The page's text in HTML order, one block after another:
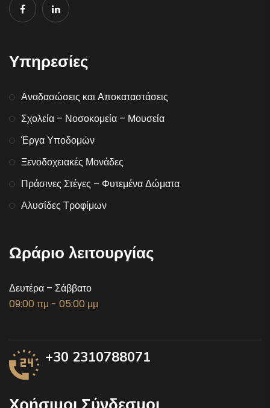
Υπηρεσίες
Αναδασώσεις και Αποκαταστάσεις
Σχολεία – Νοσοκομεία – Μουσεία
Έργα Υποδομών
Ξενοδοχειακές Μονάδες
Πράσινες Στέγες – Φυτεμένα Δώματα
Αλυσίδες Τροφίμων
Ωράριο λειτουργίας
Δευτέρα – Σάββατο
09:00 πμ - 05:00 μμ
+30 2310788071